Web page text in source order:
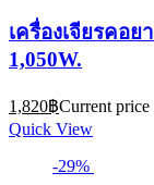
เครื่องเจียรคอ
1,050W.
1,820฿Current
Quick View
-29%